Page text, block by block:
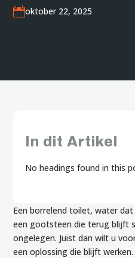
oktober 22, 2025
In dit Artikel
No headings found in this
Een borrelend toilet, water
een gootsteen die terug blijft
ongelegen. Juist dan wilt u
een oplossing die blijft